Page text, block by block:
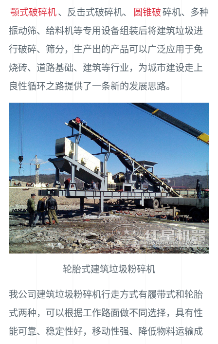
颚式破碎机、反击式破碎机、 圆锥破碎机、多种
振动筛、给料机等专用设备组装后将建筑垃圾进
行破碎、筛分，生产出的产品可以广泛应用于免
烧砖、道路基础、建筑等行业，为城市建设走上
良性循环之路提供了一条新的发展思路。
轮胎式建筑垃圾粉碎机
我公司建筑垃圾粉碎机行走方式有履带式和轮胎
式两种，可以根据工作路面做不同选择，具有性
能可靠、稳定性好，移动性强、降低物料运输成